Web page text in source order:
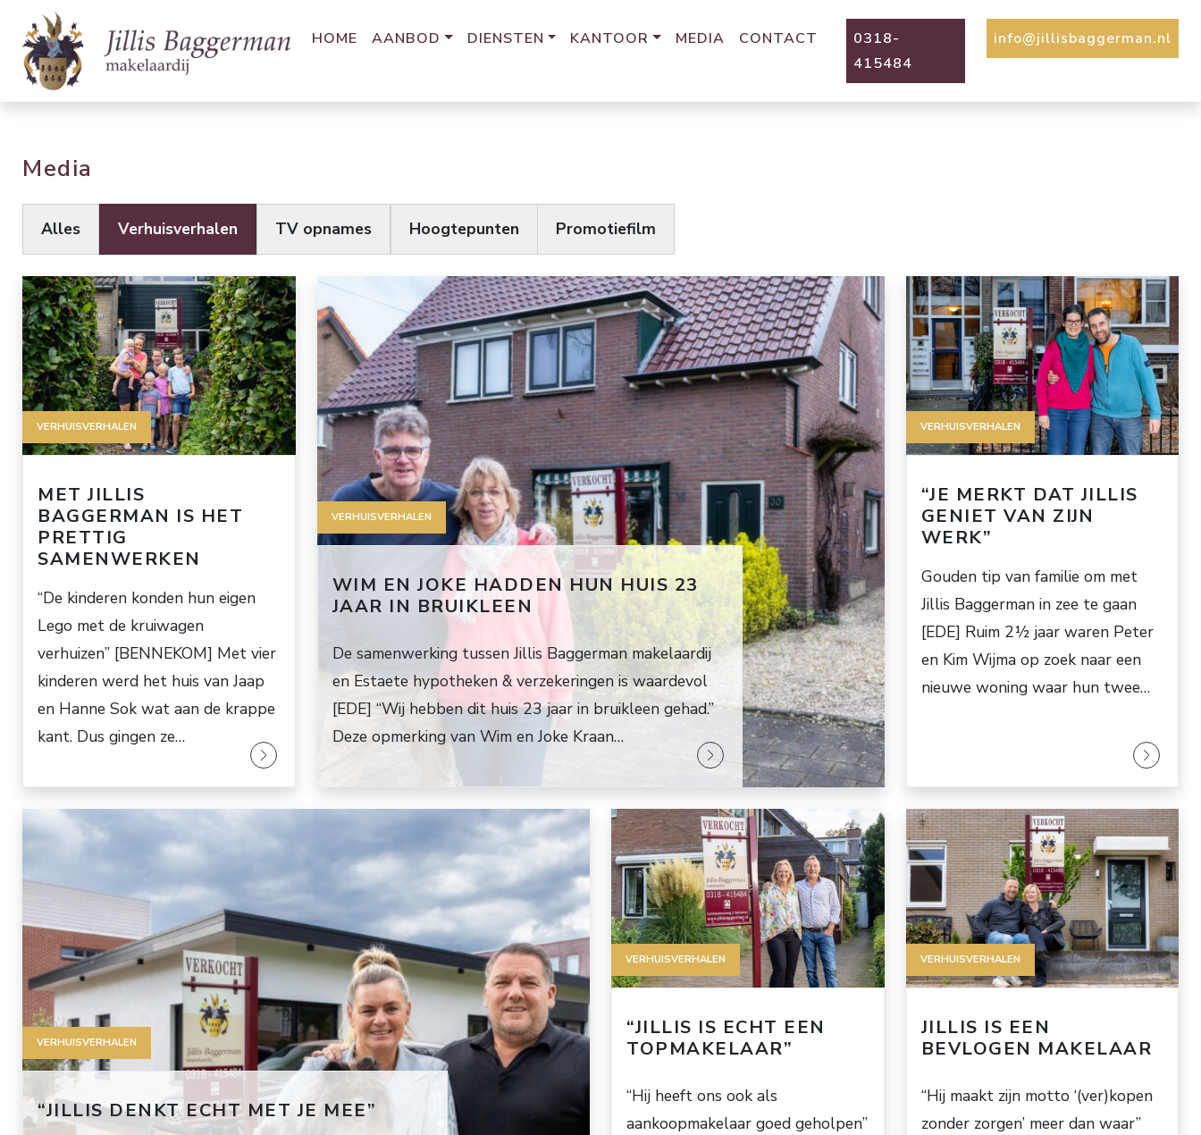
HOME AANBOD DIENSTEN KANTOOR MEDIA CONTACT
0318-
415484
info@jillisbaggerman.nl
Media
Alles Verhuisverhalen TV opnames Hoogtepunten Promotiefilm
VERHUISVERHALEN
MET JILLIS
BAGGERMAN IS HET
PRETTIG
SAMENWERKEN
“De kinderen konden hun eigen
Lego met de kruiwagen
verhuizen” [BENNEKOM] Met vier
kinderen werd het huis van Jaap
en Hanne Sok wat aan de krappe
kant. Dus gingen ze…
VERHUISVERHALEN
WIM EN JOKE HADDEN HUN HUIS 23
JAAR IN BRUIKLEEN
De samenwerking tussen Jillis Baggerman makelaardij
en Estaete hypotheken & verzekeringen is waardevol
[EDE] “Wij hebben dit huis 23 jaar in bruikleen gehad.”
Deze opmerking van Wim en Joke Kraan…
VERHUISVERHALEN
“JE MERKT DAT JILLIS
GENIET VAN ZIJN
WERK”
Gouden tip van familie om met
Jillis Baggerman in zee te gaan
[EDE] Ruim 2½ jaar waren Peter
en Kim Wijma op zoek naar een
nieuwe woning waar hun twee…
VERHUISVERHALEN
“JILLIS DENKT ECHT MET JE MEE”
VERHUISVERHALEN
“JILLIS IS ECHT EEN
TOPMAKELAAR”
“Hij heeft ons ook als
aankoopmakelaar goed geholpen”
VERHUISVERHALEN
JILLIS IS EEN
BEVLOGEN MAKELAAR
“Hij maakt zijn motto ‘(ver)kopen
zonder zorgen’ meer dan waar”